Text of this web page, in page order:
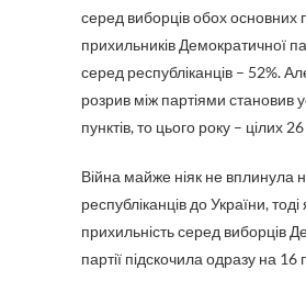
серед виборців обох основних
прихильників Демократичної
серед республіканців – 52%.
розрив між партіями становив
пунктів, то цього року – цілих 26
Війна майже ніяк не вплинула
республіканців до України, тоді
прихильність серед виборців
партії підскочила одразу на 16